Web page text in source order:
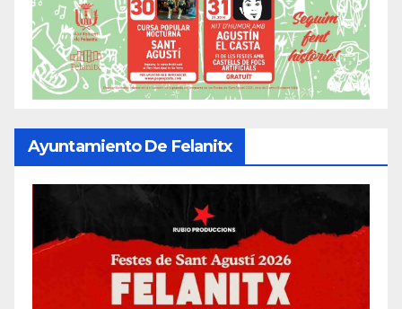
Ayuntamiento De Felanitx